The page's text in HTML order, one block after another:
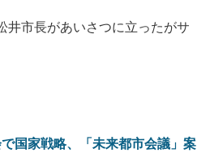
井市長があいさつに立ったがサ
国家戦略、「未来都市会議」案